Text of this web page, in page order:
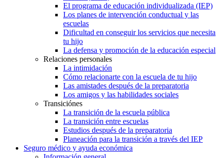
El programa de educación individualizada (IEP)
Los planes de intervención conductual y las
escuelas
Dificultad en conseguir los servicios que necesita
tu hijo
La defensa y promoción de la educación especial
Relaciones personales
La intimidación
Cómo relacionarte con la escuela de tu hijo
Las amistades después de la preparatoria
Los amigos y las habilidades sociales
Transiciónes
La transición de la escuela pública
La transición entre escuelas
Estudios después de la preparatoria
Planeación para la transición a través del IEP
Seguro médico y ayuda económica